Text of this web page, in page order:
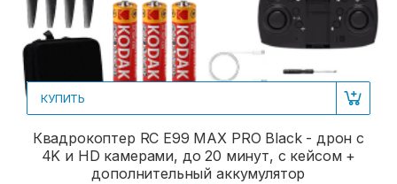
КУПИТЬ
Квадрокоптер RC E99 MAX PRO Black - дрон с
4K и HD камерами, до 20 минут, с кейсом +
дополнительный аккумулятор